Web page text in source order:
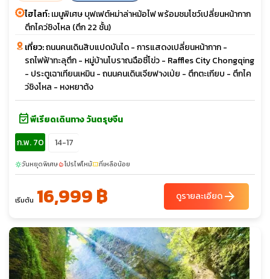
ไฮไลท์:เมนูพิเศษ บุฟเฟต์หม่าล่าหม้อไฟ พร้อมชมโชว์เปลี่ยนหน้ากาก
ตึกไคว่ชิงโหล (ตึก 22 ชั้น)
เที่ยว:ถนนคนเดินสิบแปดบันได - การแสดงเปลี่ยนหน้ากาก -
รถไฟฟ้าทะลุตึก - หมู่บ้านโบราณฉือซี่โข่ว - Raffles City Chongqing
- ประตูเฉาเทียนเหมิน - ถนนคนเดินเจียฟางเป่ย - ตึกตะเกียบ - ตึกไค
ว่ชิงโหล - หงหยาต้ง
event_availableพีเรียดเดินทาง วันตรุษจีน
ก.พ. 70
14-17
sunnyวันหยุดพิเศษlocal_fire_departmentโปรไฟไหม้confirmation_numberที่เหลือน้อย
เริ่มต้น 16,999 ฿ ดูรายละเอียดarrow_forward